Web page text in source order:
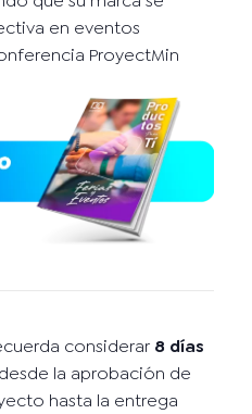
en eventos
ProyectMin
considerar 8 días
desde la aprobación de
hasta la entrega